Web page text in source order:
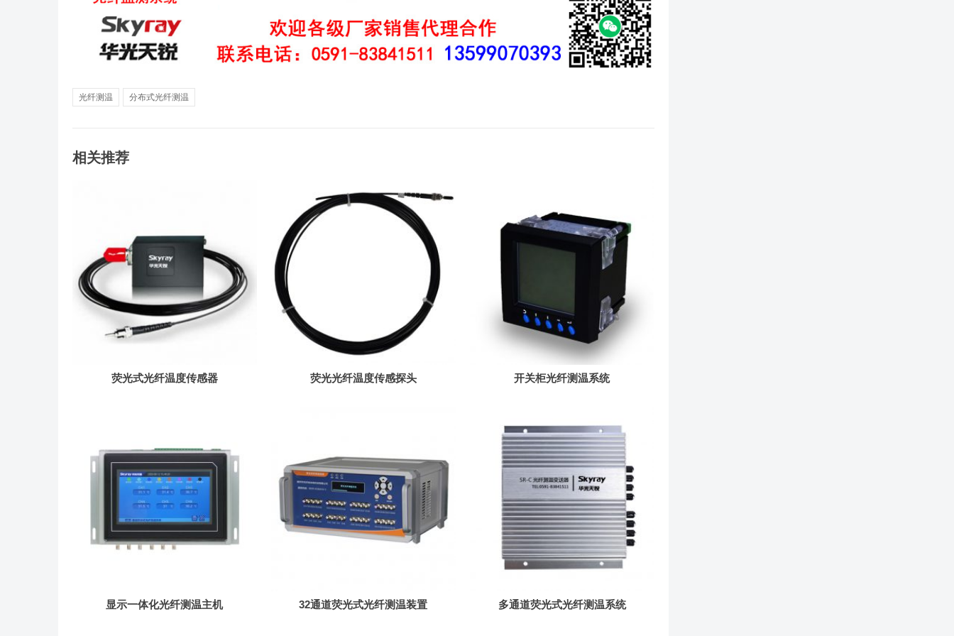
光纤测温 分布式光纤测温
相关推荐
荧光式光纤温度传感器 荧光光纤温度传感探头 开关柜光纤测温系统
显示一体化光纤测温主机 32通道荧光式光纤测温装置 多通道荧光式光纤测温系统